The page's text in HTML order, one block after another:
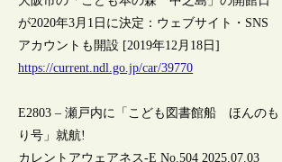
が2020年3月1日に決定：ウェブサイト・SNS
アカウントも開設 [2019年12月18日]
https://current.ndl.go.jp/car/39770
E2803 – 瀬戸内に「こども図書館船 ほんのも
り号」就航!
カレントアウェアネス-E No.504 2025.07.03